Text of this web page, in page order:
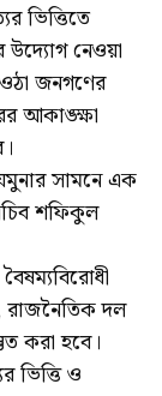
ভিত্তিতে
উদ্যোগ নেওয়া
জনগণের
আকাঙ্ক্ষা
সামনে এক
শফিকুল
রাজনৈতিক দল
করা হবে।
ভিত্তি ও